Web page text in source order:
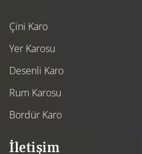
Çini Karo
Yer Karosu
Desenli Karo
Rum Karosu
Bordür Karo
İletişim